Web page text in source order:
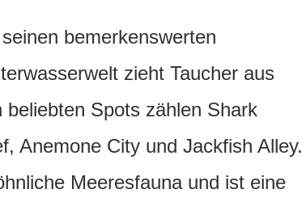
bemerkenswerten
zieht Taucher aus
Spots zählen Shark
Anemone City und Jackfish Alley.
Meeresfauna und ist eine